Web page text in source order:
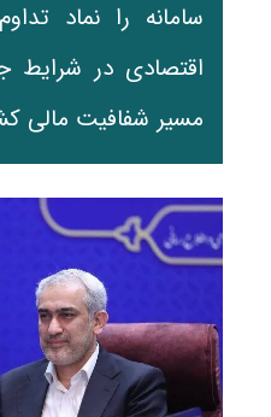
سامانه را نماد
اقتصادی در شرایط
مسیر شفافیت مالی